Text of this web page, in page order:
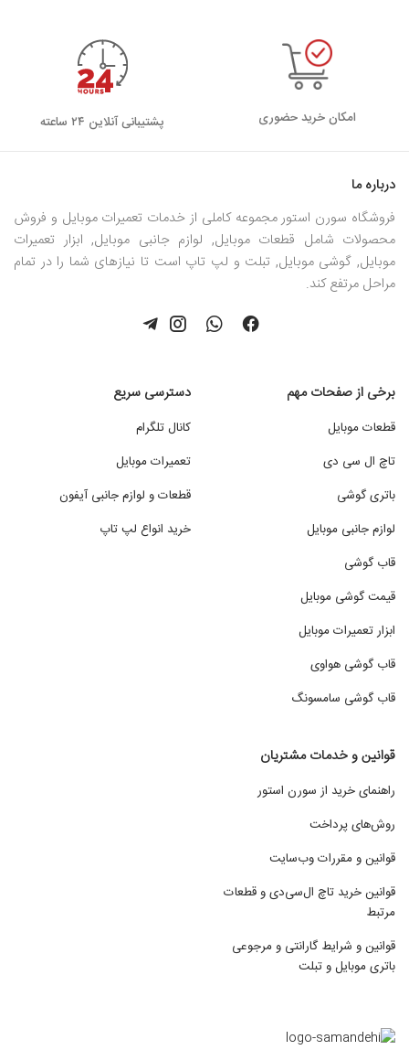
امکان خرید حضوری پشتیبانی آنلاین ۲۴ ساعته
درباره ما
فروشگاه سورن استور مجموعه کاملی از خدمات تعمیرات موبایل و فروش
محصولات شامل قطعات موبایل, لوازم جانبی موبایل, ابزار تعمیرات
موبایل, گوشی موبایل, تبلت و لپ تاپ است تا نیازهای شما را در تمام
مراحل مرتفع کند.
برخی از صفحات مهم
قطعات موبایل
تاچ ال سی دی
باتری گوشی
لوازم جانبی موبایل
قاب گوشی
قیمت گوشی موبایل
ابزار تعمیرات موبایل
قاب گوشی هواوی
قاب گوشی سامسونگ
دسترسی سریع
کانال تلگرام
تعمیرات موبایل
قطعات و لوازم جانبی آیفون
خرید انواع لپ تاپ
قوانین و خدمات مشتریان
راهنمای خرید از سورن استور
روش‌های پرداخت
قوانین و مقررات وب‌سایت
قوانین خرید تاچ ال‌سی‌دی و قطعات
مرتبط
قوانین و شرایط گارانتی و مرجوعی
باتری موبایل و تبلت